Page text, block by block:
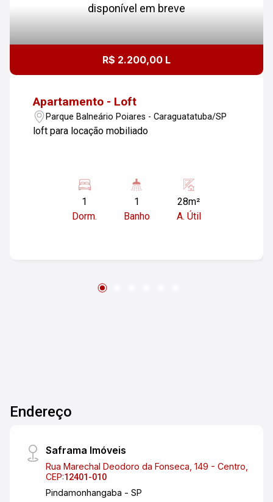
disponível em breve
R$ 2.200,00 L
Apartamento - Loft
Parque Balneário Poiares - Caraguatatuba/SP
loft para locação mobiliado
1
Dorm.
1
Banho
28m²
A. Útil
Endereço
Saframa Imóveis
Rua Marechal Deodoro da Fonseca, 149 - Centro,
CEP:12401-010
Pindamonhangaba - SP